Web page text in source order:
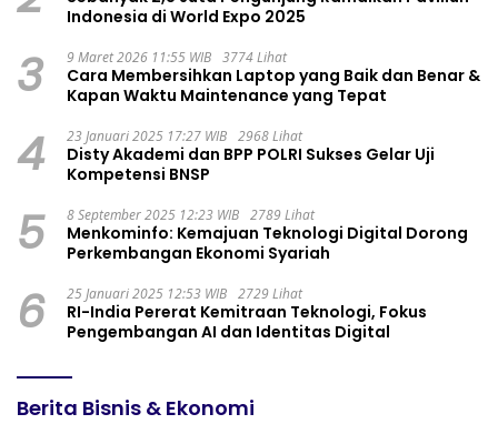
Indonesia di World Expo 2025
3 9 Maret 2026 11:55 WIB 3774 Lihat
Cara Membersihkan Laptop yang Baik dan Benar &
Kapan Waktu Maintenance yang Tepat
4 23 Januari 2025 17:27 WIB 2968 Lihat
Disty Akademi dan BPP POLRI Sukses Gelar Uji
Kompetensi BNSP
5 8 September 2025 12:23 WIB 2789 Lihat
Menkominfo: Kemajuan Teknologi Digital Dorong
Perkembangan Ekonomi Syariah
6 25 Januari 2025 12:53 WIB 2729 Lihat
RI-India Pererat Kemitraan Teknologi, Fokus
Pengembangan AI dan Identitas Digital
Berita Bisnis & Ekonomi